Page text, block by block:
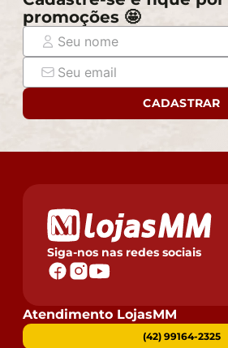
promoções 🤩
CADASTRAR
Siga-nos nas redes sociais
Atendimento LojasMM
(42) 99164-2325